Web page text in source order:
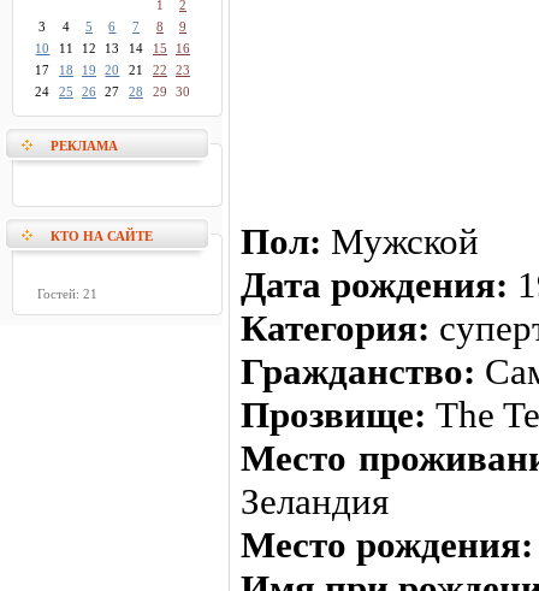
1
2
3
4 5 6 7 8
9
10
11 12 13 14 15
16
17
18 19 20 21 22
23
24
25 26 27 28 29 30
РЕКЛАМА
КТО НА САЙТЕ
Гостей: 21
Пол: Мужской
Дата рождения:
Категория:
Гражданство:
Прозвище: The
Место
Зеландия
Место рождения: